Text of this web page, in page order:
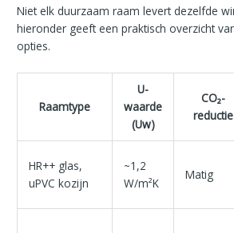
Niet elk duurzaam raam levert dezelfde
hieronder geeft een praktisch overzicht
opties.
Raamtype
U-
waarde
(Uw)
CO₂-
reductie
HR++ glas,
uPVC kozijn
~1,2
W/m²K
Matig